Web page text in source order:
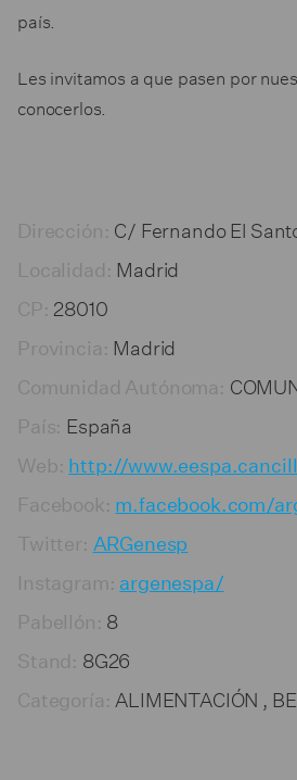
país.
Les invitamos a que pasen por
conocerlos.
Dirección: C/ Fernando El
Localidad: Madrid
CP: 28010
Provincia: Madrid
Comunidad Autónoma:
País: España
Web: http://
Facebook: m.facebook.com/
Twitter: ARGenesp
Instagram: argenespa/
Pabellón: 8
Stand: 8G26
Categoría: ALIMENTACIÓN ,